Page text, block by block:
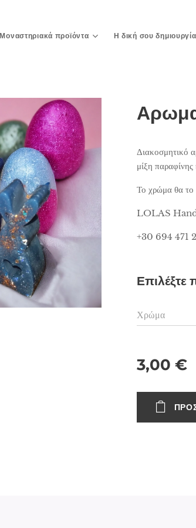
Μοναστηριακά προϊόντα Η δική σου δημιουργία
Διακοσμητικό
μίξη παραφίνης
Το χρώμα θα το
LOLAS
+30 694 471
Επιλέξτε
Χρώμα
3,00 €